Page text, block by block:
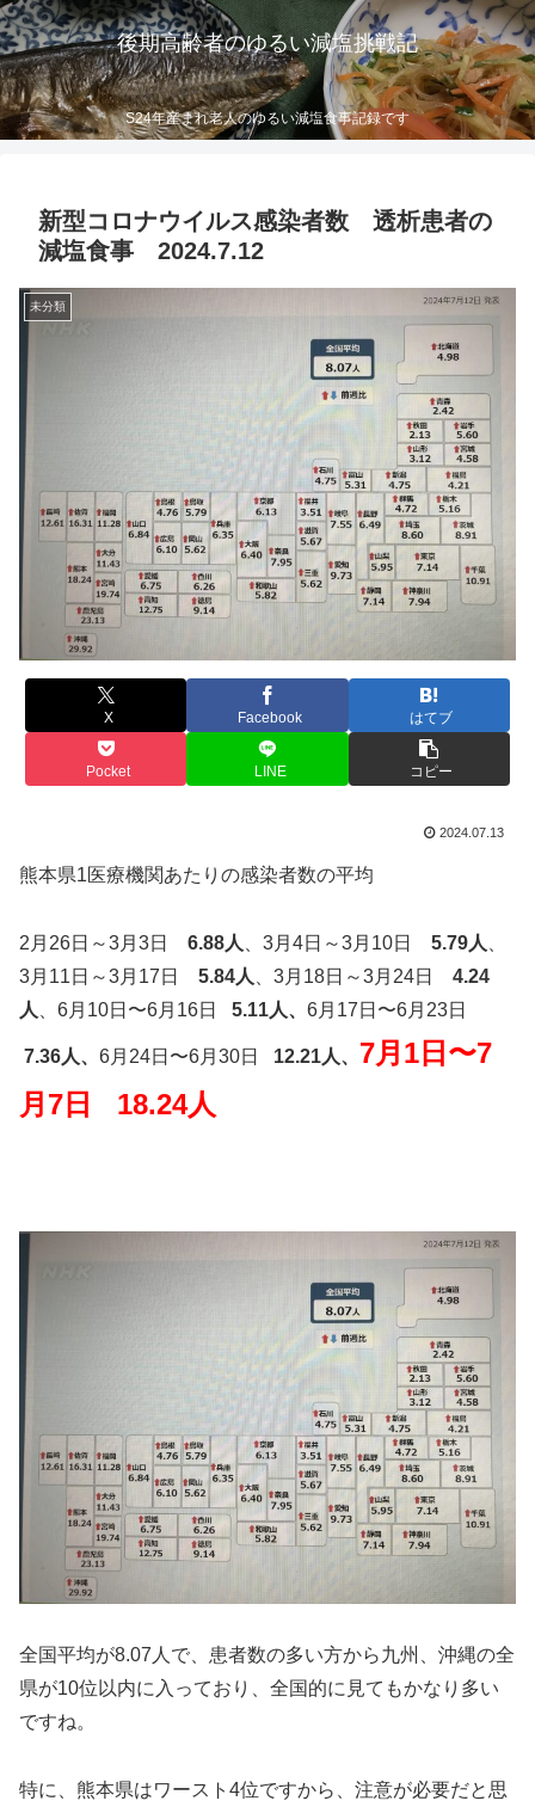
後期高齢者のゆるい減塩挑戦記
S24年産まれ老人のゆるい減塩食事記録です
新型コロナウイルス感染者数 透析患者の
減塩食事 2024.7.12
未分類
X Facebook はてブ
Pocket LINE コピー
2024.07.13
熊本県1医療機関あたりの感染者数の平均
2月26日～3月3日 6.88人 、3月4日～3月10日 5.79人
3月11日～3月17日 5.84人 、3月18日～3月24日 4.24
人
、6月10日〜6月16日 5.11人、 6月17日〜6月23日
7.36人、 6月24日〜6月30日 12.21人、 7月1日〜7
月7日
18.24人
全国平均が8.07人で、患者数の多い方から九州、沖縄の全
県が10位以内に入っており、全国的に見てもかなり多い
ですね。
特に、熊本県はワースト4位ですから、注意が必要だと思